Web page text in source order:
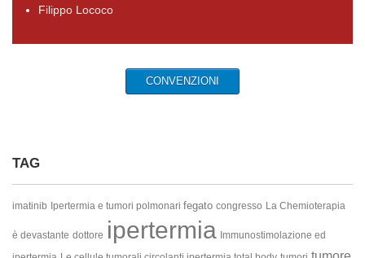
Filippo Lococo
CONVENZIONI
TAG
imatinib Ipertermia e tumori polmonari fegato congresso La Chemioterapia
è devastante dottore ipertermia Immunostimolazione ed